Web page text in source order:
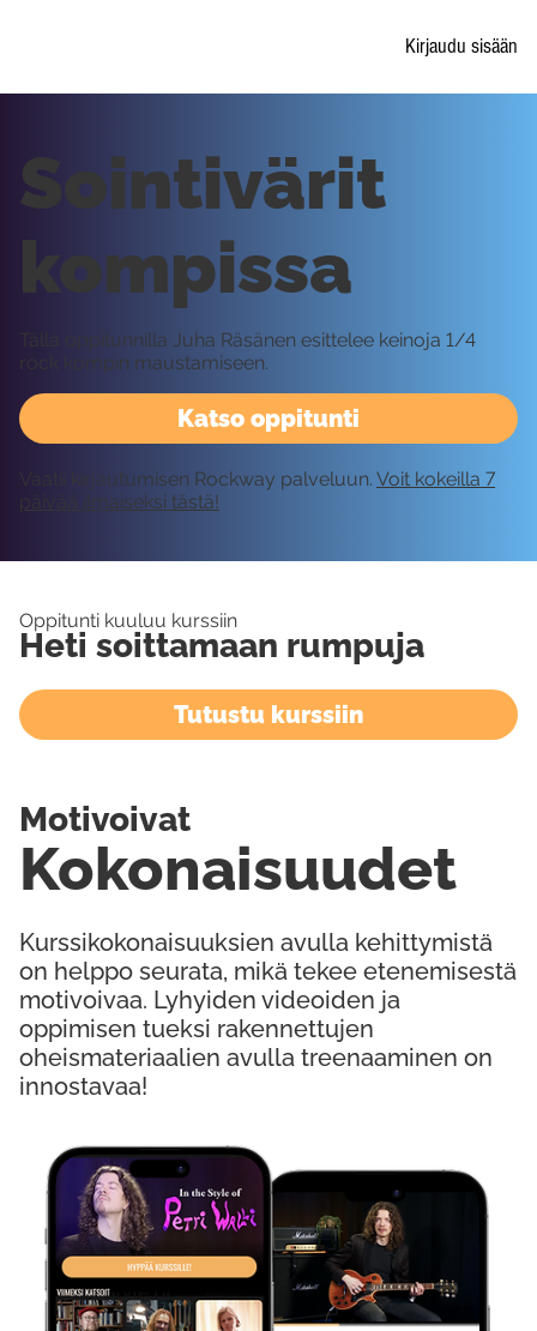
Kirjaudu sisään
Kokeile Ilmaiseksi
Katso oppitunti
Sointivärit
kompissa
Tällä oppitunnilla Juha Räsänen esittelee keinoja 1/4
rock kompin maustamiseen.
Vaatii kirjautumisen Rockway palveluun. Voit kokeilla 7
päivää ilmaiseksi tästä!
Oppitunti kuuluu kurssiin
Heti soittamaan rumpuja
Tutustu kurssiin
Kurssikokonaisuuksien avulla kehittymistä
on helppo seurata, mikä tekee etenemisestä
motivoivaa. Lyhyiden videoiden ja
oppimisen tueksi rakennettujen
oheismateriaalien avulla treenaaminen on
innostavaa!
Kokonaisuudet
Motivoivat